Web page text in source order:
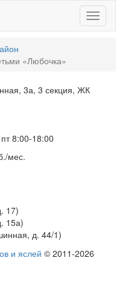
Toggle
«Любочка»
3а, 3 секция, ЖК
8:00-18:00
мес.
17)
15а)
д. 44/1)
и яслей © 2011-2026